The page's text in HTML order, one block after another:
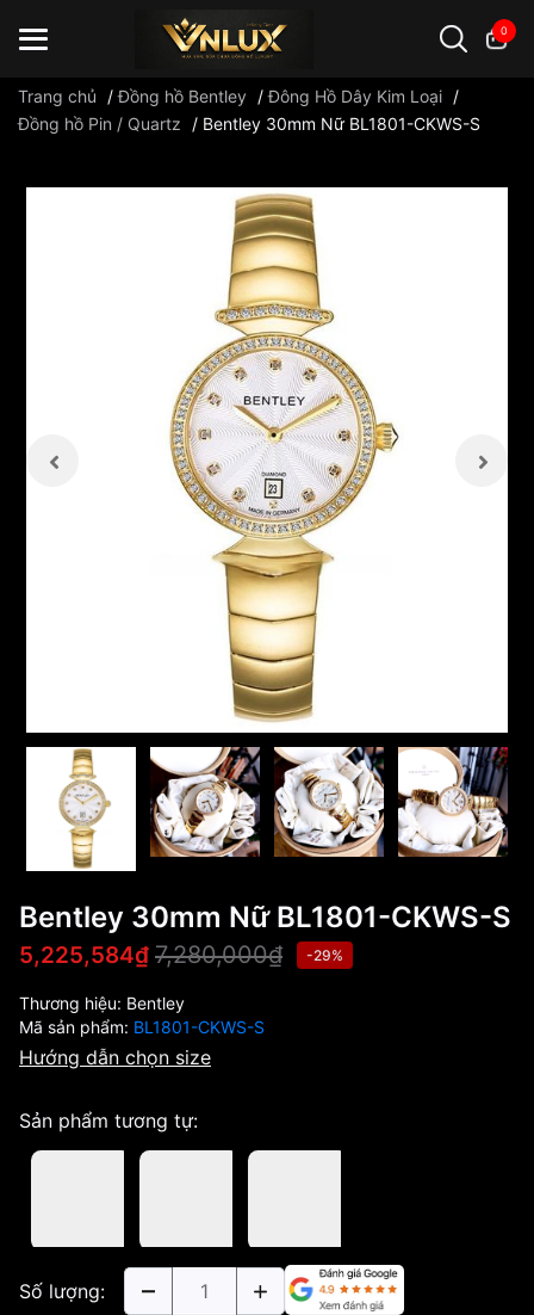
0
Trang chủ /Đồng hồ Bentley /Đông Hồ Dây Kim Loại /
Đồng hồ Pin / Quartz
/ Bentley 30mm Nữ BL1801-CKWS-S
Bentley 30mm Nữ BL1801-CKWS-S
5,225,584₫ 7,280,000₫ -29%
Thương hiệu: Bentley
Mã sản phẩm: BL1801-CKWS-S
Hướng dẫn chọn size
Sản phẩm tương tự:
Số lượng: